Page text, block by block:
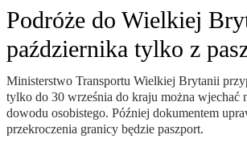
Podróże do Wielkiej
października tylko z
Ministerstwo Transportu Wielkiej Brytanii
tylko do 30 września do kraju można wjechać
dowodu osobistego. Później dokumentem
przekroczenia granicy będzie paszport.